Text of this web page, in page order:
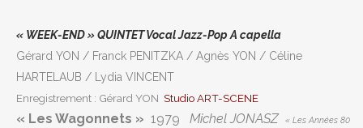
« WEEK-END » QUINTET Vocal Jazz-Pop A capella
Gérard YON / Franck PENITZKA / Agnès YON / Céline
HARTELAUB / Lydia VINCENT
Enregistrement : Gérard YON Studio ART-SCENE
« Les Wagonnets » 1979 Michel JONASZ « Les Années 80